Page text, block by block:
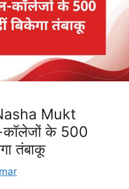
Mukt
के 500
तंबाकू